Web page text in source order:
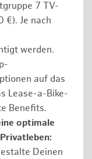
7 TV-
€). Je nach
werden.
auf das
Lease-a-Bike-
Benefits.
optimale
Deinen